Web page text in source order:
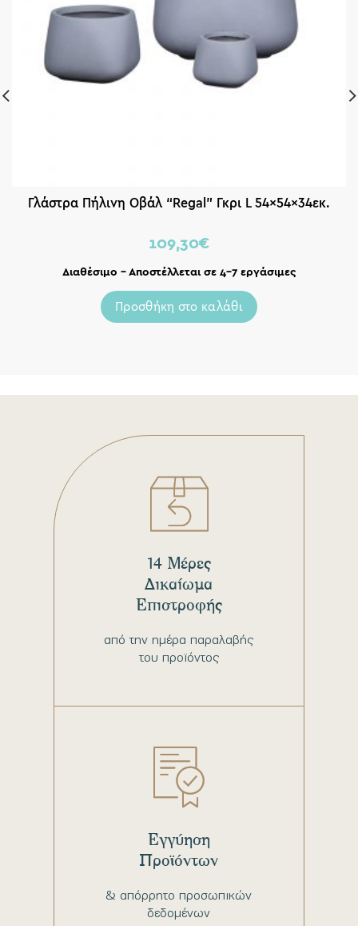
Γλάστρα Πήλινη Οβάλ “Regal” Γκρι L 54x54x34εκ.
109,30€
Διαθέσιμο – Αποστέλλεται σε 4-7 εργάσιμες
Προσθήκη στο καλάθι
από την ημέρα παραλαβής
του προϊόντος
14 Μέρες
Δικαίωμα
Επιστροφής
& απόρρητο προσωπικών
δεδομένων
Εγγύηση
Προϊόντων